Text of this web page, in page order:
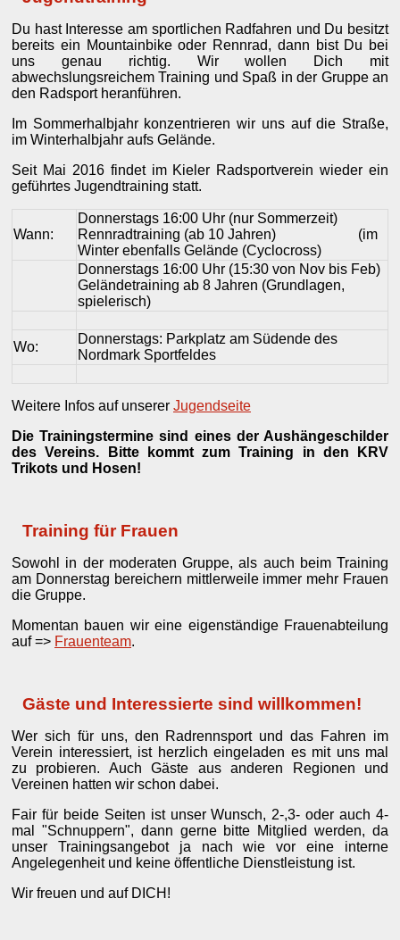
Du hast Interesse am sportlichen Radfahren und Du besitzt
bereits ein Mountainbike oder Rennrad, dann bist Du bei
uns genau richtig. Wir wollen Dich mit
abwechslungsreichem Training und Spaß in der Gruppe an
den Radsport heranführen.
Im Sommerhalbjahr konzentrieren wir uns auf die Straße,
im Winterhalbjahr aufs Gelände.
Seit Mai 2016 findet im Kieler Radsportverein wieder ein
geführtes Jugendtraining statt.
Wann:
Donnerstags 16:00 Uhr (nur Sommerzeit)
Rennradtraining (ab 10 Jahren) (im
Winter ebenfalls Gelände (Cyclocross)
Donnerstags 16:00 Uhr (15:30 von Nov bis Feb)
Geländetraining ab 8 Jahren (Grundlagen,
spielerisch)
Wo:
Donnerstags: Parkplatz am Südende des
Nordmark Sportfeldes
Weitere Infos auf unserer Jugendseite
Die Trainingstermine sind eines der Aushängeschilder
des Vereins. Bitte kommt zum Training in den KRV
Trikots und Hosen!
Training für Frauen
Sowohl in der moderaten Gruppe, als auch beim Training
am Donnerstag bereichern mittlerweile immer mehr Frauen
die Gruppe.
Momentan bauen wir eine eigenständige Frauenabteilung
auf => Frauenteam.
Gäste und Interessierte sind willkommen!
Wer sich für uns, den Radrennsport und das Fahren im
Verein interessiert, ist herzlich eingeladen es mit uns mal
zu probieren. Auch Gäste aus anderen Regionen und
Vereinen hatten wir schon dabei.
Fair für beide Seiten ist unser Wunsch, 2-,3- oder auch 4-
mal "Schnuppern", dann gerne bitte Mitglied werden, da
unser Trainingsangebot ja nach wie vor eine interne
Angelegenheit und keine öffentliche Dienstleistung ist.
Wir freuen und auf DICH!